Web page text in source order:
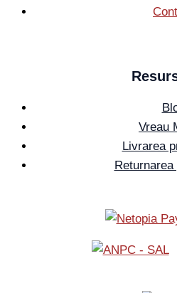
Vreau
Livrarea